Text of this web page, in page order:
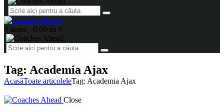
0 items - 0.00 lei 0
Tag: Academia Ajax
AcasăToate articoleleTag: Academia Ajax
Close